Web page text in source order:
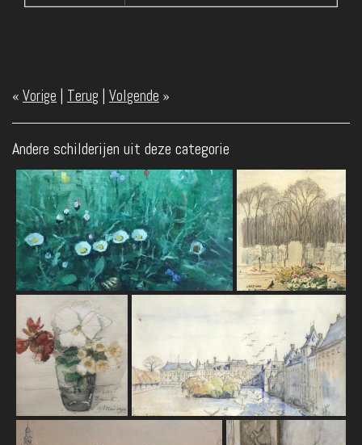
« Vorige | Terug | Volgende »
Andere schilderijen uit deze categorie